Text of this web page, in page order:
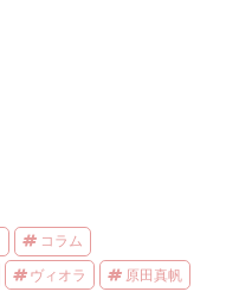
コラム
ヴィオラ 原田真帆